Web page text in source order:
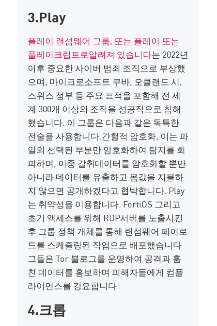
3.Play
플레이 랜섬웨어 그룹, 또는 플레이 또는
플레이크립트로알려져 있습니다는 2022년
이후 중요한 사이버 범죄 조직으로 부상했
으며, 마이크로소프트 쿠바, 오클랜드 시,
스위스 정부 등 주요 표적을 포함해 전 세
계 300개 이상의 조직을 성공적으로 침해
했습니다. 이 그룹은 다음과 같은 독특한
전술을 사용합니다.간헐적 암호화, 이는 파
일의 선택된 부분만 암호화하여 탐지를 회
피하며, 이중 갈취데이터를 암호화할 뿐만
아니라 데이터를 유출하고 몸값을 지불하
지 않으면 공개하겠다고 협박합니다. Play
는 취약성을 이용합니다. FortiOS 그리고
초기 액세스를 위해 RDP서버를 노출시킨
후 그룹 정책 개체를 통해 랜섬웨어 페이로
드를 스케줄링된 작업으로 배포했습니다.
그들은Tor 블로그를 운영하여 공격과 훔
친 데이터를 홍보하며 피해자들에게 컴플
라이언스를 강요합니다.
4.크롭